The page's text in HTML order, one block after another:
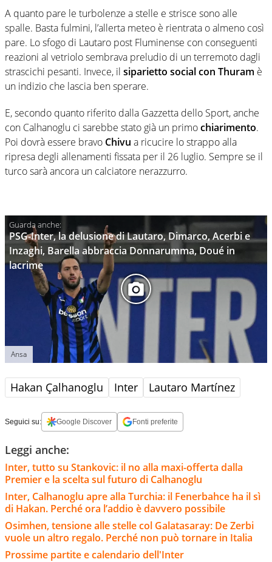
A quanto pare le turbolenze a stelle e strisce sono alle
spalle. Basta fulmini, l’allerta meteo è rientrata o almeno così
pare. Lo sfogo di Lautaro post Fluminense con conseguenti
reazioni al vetriolo sembrava preludio di un terremoto dagli
strascichi pesanti. Invece, il siparietto social con Thuram è
un indizio che lascia ben sperare.
E, secondo quanto riferito dalla Gazzetta dello Sport, anche
con Calhanoglu ci sarebbe stato già un primochiarimento.
Poi dovrà essere bravo Chivu a ricucire lo strappo alla
ripresa degli allenamenti fissata per il 26 luglio. Sempre se il
turco sarà ancora un calciatore nerazzurro.
PSG-Inter, la delusione di Lautaro, Dimarco, Acerbi e
Inzaghi, Barella abbraccia Donnarumma, Doué in
lacrime
Ansa
Hakan Çalhanoglu Inter Lautaro Martínez
Seguici su: Google Discover Fonti preferite
Leggi anche:
Inter, tutto su Stankovic: il no alla maxi-offerta dalla
Premier e la scelta sul futuro di Calhanoglu
Inter, Calhanoglu apre alla Turchia: il Fenerbahce ha il sì
di Hakan. Perché ora l’addio è davvero possibile
Osimhen, tensione alle stelle col Galatasaray: De Zerbi
vuole un altro regalo. Perché non può tornare in Italia
Prossime partite e calendario dell'Inter